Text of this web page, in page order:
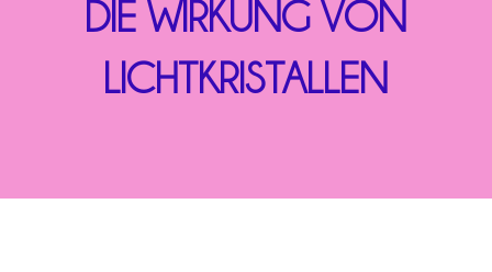
DIE WIRKUNG VON
LICHTKRISTALLEN